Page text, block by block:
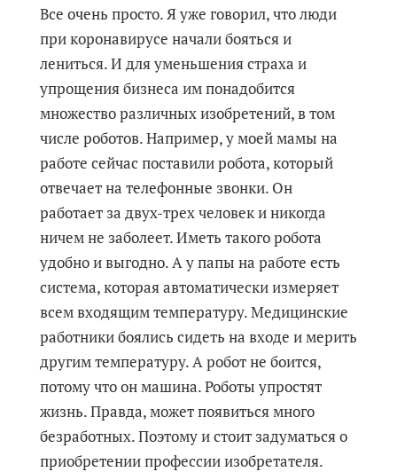
Все очень просто. Я уже говорил, что люди
при коронавирусе начали бояться и
лениться. И для уменьшения страха и
упрощения бизнеса им понадобится
множество различных изобретений, в том
числе роботов. Например, у моей мамы на
работе сейчас поставили робота, который
отвечает на телефонные звонки. Он
работает за двух-трех человек и никогда
ничем не заболеет. Иметь такого робота
удобно и выгодно. А у папы на работе есть
система, которая автоматически измеряет
всем входящим температуру. Медицинские
работники боялись сидеть на входе и мерить
другим температуру. А робот не боится,
потому что он машина. Роботы упростят
жизнь. Правда, может появиться много
безработных. Поэтому и стоит задуматься о
приобретении профессии изобретателя.